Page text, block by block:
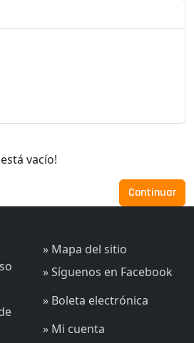
vacío!
Continuar
» Mapa del sitio
» Síguenos en Facebook
» Boleta electrónica
» Mi cuenta